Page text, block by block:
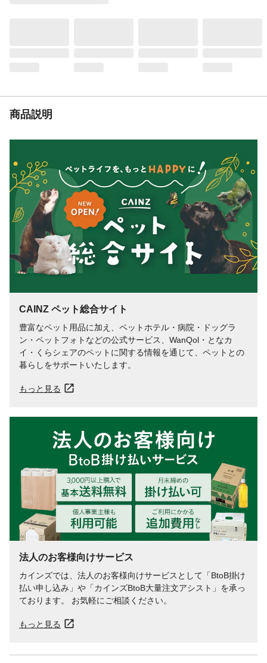
生産国
商品説明
CAINZ ペット総合サイト
豊富なペット用品に加え、ペットホテル・病院・ドッグラ
ン・ペットフォトなどの公式サービス、WanQol・となカ
イ・くらシェアのペットに関する情報を通じて、ペットとの
暮らしをサポートいたします。
もっと見る
法人のお客様向けサービス
カインズでは、法人のお客様向けサービスとして「BtoB掛け
払い申し込み」や「カインズBtoB大量注文アシスト」を承っ
ております。 お気軽にご相談ください。
もっと見る